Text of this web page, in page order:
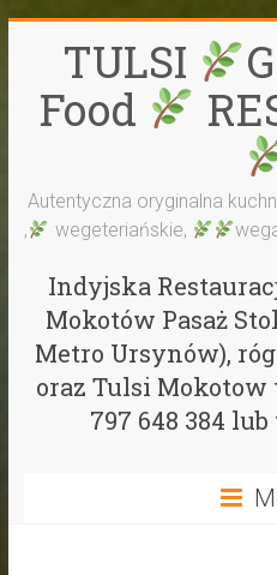
TULSI
Food
Autentyczna oryginalna
,
wegeteriańskie,
Indyjska
Mokotów Pasaż
Metro Ursynów),
oraz Tulsi
797 648 384